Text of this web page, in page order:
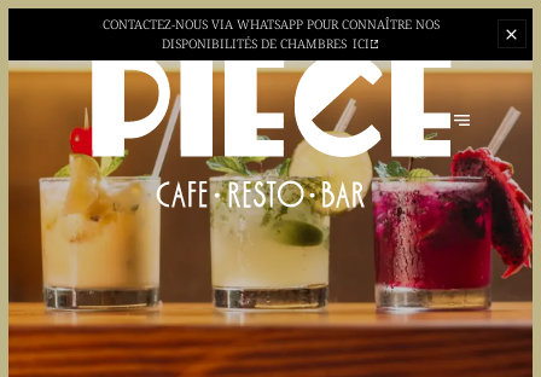
CONTACTEZ-NOUS VIA WHATSAPP POUR CONNAÎTRE NOS
DISPONIBILITÉS DE CHAMBRES ICI